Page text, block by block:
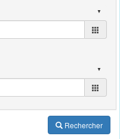
Rechercher